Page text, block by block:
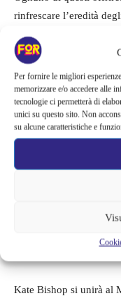
Per fornire le migliori
memorizzare e/o accedere alle
tecnologie ci permetterà di
unici su questo sito. Non
su alcune caratteristiche e
rinfrescare l’eredità
introdurre i Giovani
continuo percorso
a lungo lottato. Miss
lesbica in Young
Scarlet Witch, si
Avengers, Hulkling. Il
eroe bisessuale di
personaggio “non
Includere questi
Kate Bishop si unirà al